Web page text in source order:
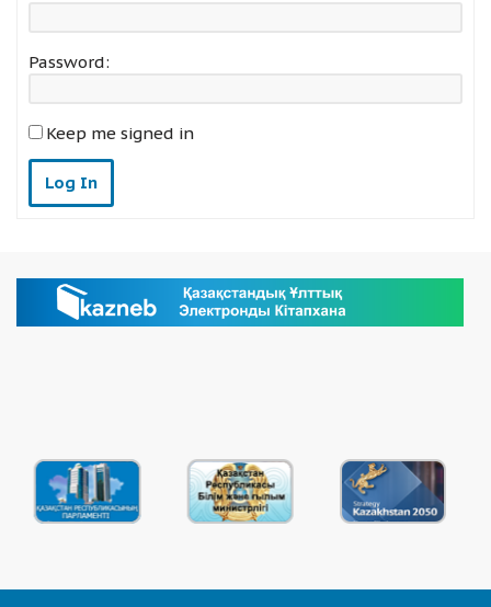
Password:
Keep me signed in
Log In